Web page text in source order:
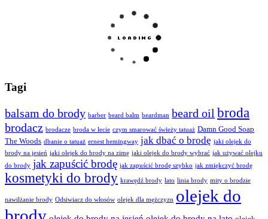
Tagi
balsam do brody barber beard balm beardman beard oil broda
brodacz brodacze broda w lecie czym smarować świeży tatuaż Damn Good Soap
The Woods dbanie o tatuaż ernest hemingway jak dbać o brodę jaki olejek do
brody na jesień jaki olejek do brody na zimę jaki olejek do brody wybrać jak używać olejku
do brody jak zapuścić brodę jak zapuścić brodę szybko jak zmiękczyć brodę
kosmetyki do brody krawędź brody lato linia brody mity o brodzie
nawilżanie brody Odsiwiacz do włosów olejek dla mężczyzn olejek do